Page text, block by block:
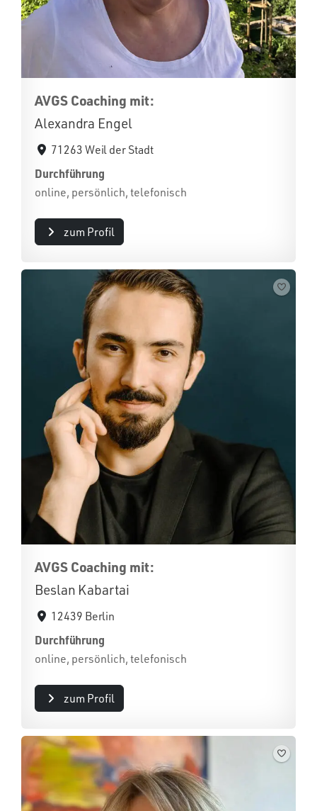
AVGS Coaching mit:
Alexandra Engel
71263 Weil der Stadt
Durchführung
online, persönlich, telefonisch
zum Profil
AVGS Coaching mit:
Beslan Kabartai
12439 Berlin
Durchführung
online, persönlich, telefonisch
zum Profil